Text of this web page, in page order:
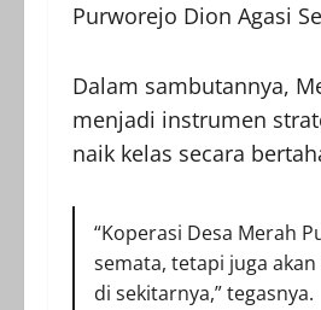
Purworejo Dion Agasi
Dalam sambutannya,
menjadi instrumen
naik kelas secara
“Koperasi Desa Merah
semata, tetapi juga
di sekitarnya,” tegasnya.